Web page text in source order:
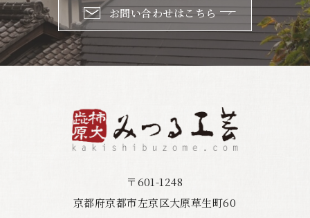
お問い合わせはこちら
〒601-1248
京都府京都市左京区大原草生町60